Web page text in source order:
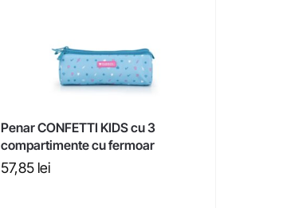
Penar CONFETTI KIDS cu 3
compartimente cu fermoar
57,85 lei